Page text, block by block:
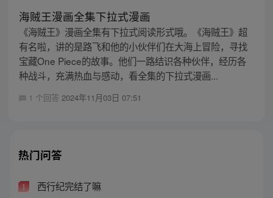
海贼王漫画全集下拉式漫画
《海贼王》漫画全集有下拉式阅读形式哦。《海贼王》超
有名啦，讲的是路飞和他的小伙伴们在大海上冒险，寻找
宝藏One Piece的故事。他们一路结识各种伙伴，经历各
种战斗，充满热血与感动，看全集的下拉式漫画...
1 个回答 2024年11月03日 07:51
热门问答
1 西行纪完结了嘛